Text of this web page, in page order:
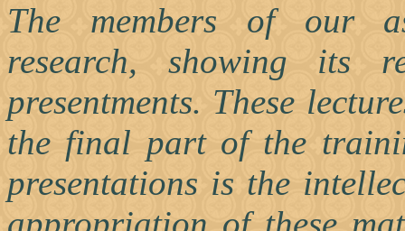
The members of our
research, showing its
presentments. These
the final part of the
presentations is the